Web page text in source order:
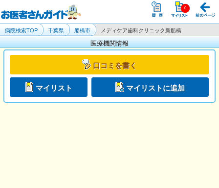
病院検索TOP 千葉県 船橋市 メディケア歯科クリニック新船橋
医療機関情報
口コミを書く
マイリスト マイリストに追加